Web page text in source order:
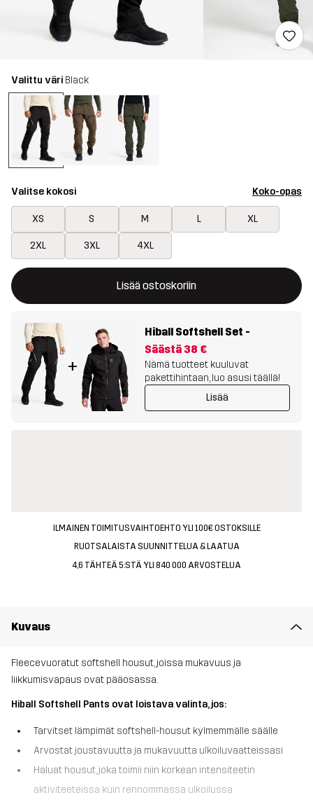
Valittu väri Black
Valitse kokosi Koko-opas
XS S M L XL
2XL 3XL 4XL
Lisää ostoskoriin
Tämä painike avaa ikkunan, joka vahvistaa uuden tuotteen
{{size}} ei saatavilla
+
Hiball Softshell Set -
Säästä 38 €
Nämä tuotteet kuuluvat
pakettihintaan, luo asusi täällä!
Lisää
ILMAINEN TOIMITUSVAIHTOEHTO YLI 100€ OSTOKSILLE
RUOTSALAISTA SUUNNITTELUA & LAATUA
4,6 TÄHTEÄ 5:STÄ YLI 840 000 ARVOSTELUA
Kuvaus
Fleecevuoratut softshell housut, joissa mukavuus ja
liikkumisvapaus ovat pääosassa.
Hiball Softshell Pants ovat loistava valinta, jos:
Tarvitset lämpimät softshell-housut kylmemmälle säälle
Arvostat joustavuutta ja mukavuutta ulkoiluvaatteissasi
Haluat housut, joka toimii niin korkean intensiteetin
aktiviteeteissa kuin rennommassa ulkoilussa